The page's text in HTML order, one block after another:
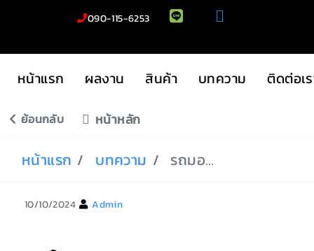
090-115-6253
หน้าแรก ผลงาน สินค้า บทความ ติดต่อเ
ย้อนกลับ หน้าหลัก
หน้าแรก บทความ รถมอเตอร์ไซค์เก่า
10/10/2024 Admin